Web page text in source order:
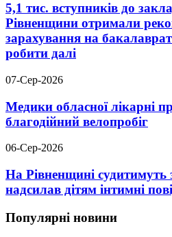
5,1 тис. вступників до
Рівненщини отримали
зарахування на
робити далі
07-Сер-2026
Медики обласної лікарні
благодійний велопробіг
06-Сер-2026
На Рівненщині
надсилав дітям інтимні
Популярні новини